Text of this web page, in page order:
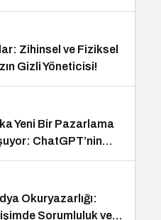
Zihinsel ve Fiziksel
Gizli Yöneticisi!
Yeni Bir Pazarlama
ChatGPT’nin
ve Markalara
Okuryazarlığı:
Sorumluluk ve